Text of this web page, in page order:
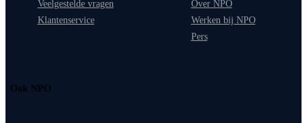
Veelgestelde vragen
Klantenservice
Over NPO
Werken bij NPO
Pers
Ook NPO